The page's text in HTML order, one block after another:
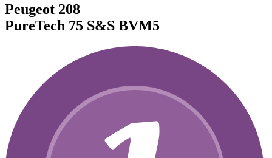
Peugeot 208
PureTech 75 S&S BVM5